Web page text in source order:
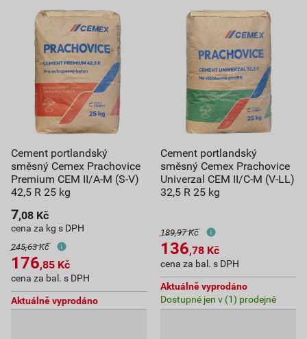
Cement portlandský
směsný Cemex Prachovice
Premium CEM II/A-M (S-V)
42,5 R 25 kg
7,08 Kč
cena za kg s DPH
245,63 Kč
176,85 Kč
cena za bal. s DPH
Aktuálně vyprodáno
Cement portlandský
směsný Cemex Prachovice
Univerzal CEM II/C-M (V-LL)
32,5 R 25 kg
189,97 Kč
136,78 Kč
cena za bal. s DPH
Aktuálně vyprodáno
Dostupné jen v (1) prodejně